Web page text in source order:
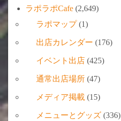
ラポラポCafe (2,649)
ラポマップ(1)
出店カレンダー (176)
イベント出店 (425)
通常出店場所 (47)
メディア掲載 (15)
メニューとグッズ (336)